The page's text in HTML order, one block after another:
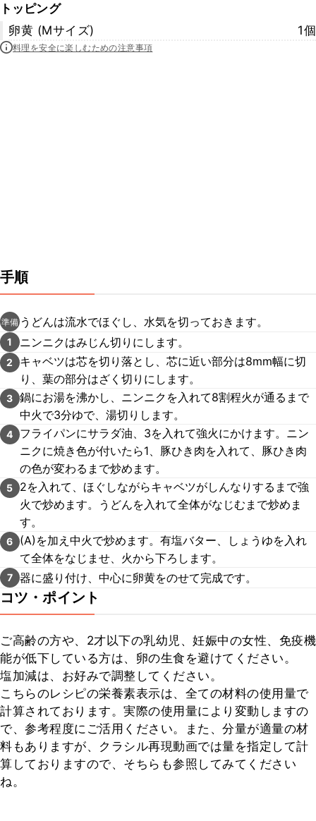
トッピング
卵黄 (Mサイズ)
1個
料理を安全に楽しむための注意事項
手順
準備 うどんは流水でほぐし、水気を切っておきます。
1 ニンニクはみじん切りにします。
2
キャベツは芯を切り落とし、芯に近い部分は8mm幅に切
り、葉の部分はざく切りにします。
3 鍋にお湯を沸かし、ニンニクを入れて8割程火が通るまで
中火で3分ゆで、湯切りします。
4
フライパンにサラダ油、3を入れて強火にかけます。ニン
ニクに焼き色が付いたら1、豚ひき肉を入れて、豚ひき肉
の色が変わるまで炒めます。
5
2を入れて、ほぐしながらキャベツがしんなりするまで強
火で炒めます。うどんを入れて全体がなじむまで炒めま
す。
6
(A)を加え中火で炒めます。有塩バター、しょうゆを入れ
て全体をなじませ、火から下ろします。
7 器に盛り付け、中心に卵黄をのせて完成です。
コツ・ポイント
ご高齢の方や、2才以下の乳幼児、妊娠中の女性、免疫機
能が低下している方は、卵の生食を避けてください。
塩加減は、お好みで調整してください。
こちらのレシピの栄養素表示は、全ての材料の使用量で
計算されております。実際の使用量により変動しますの
で、参考程度にご活用ください。また、分量が適量の材
料もありますが、クラシル再現動画では量を指定して計
算しておりますので、そちらも参照してみてください
ね。